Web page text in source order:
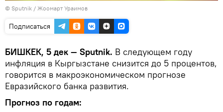
© Sputnik / Жоомарт Ураимов
Подписаться
БИШКЕК, 5 дек — Sputnik. В следующем году
инфляция в Кыргызстане снизится до 5 процентов,
говорится в макроэкономическом прогнозе
Евразийского банка развития.
Прогноз по годам: